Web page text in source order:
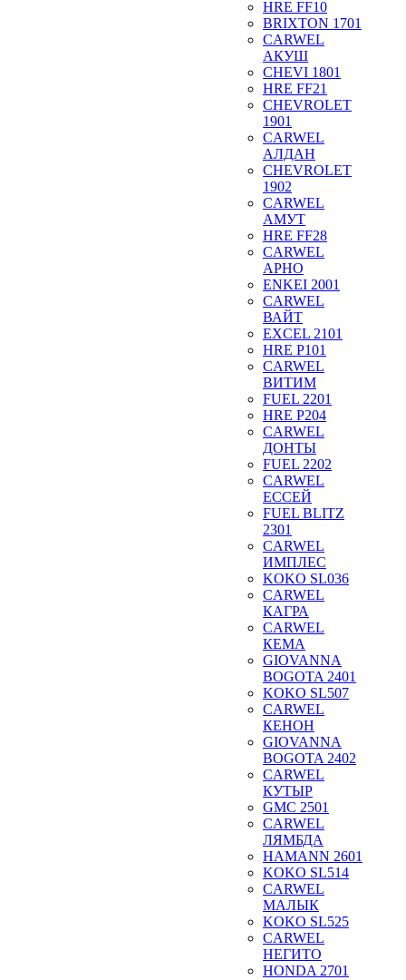
HRE FF10
BRIXTON 1701
CARWEL
АКУШ
CHEVI 1801
HRE FF21
CHEVROLET
1901
CARWEL
АЛДАН
CHEVROLET
1902
CARWEL
АМУТ
HRE FF28
CARWEL
АРНО
ENKEI 2001
CARWEL
ВАЙТ
EXCEL 2101
HRE P101
CARWEL
ВИТИМ
FUEL 2201
HRE P204
CARWEL
ДОНТЫ
FUEL 2202
CARWEL
ЕССЕЙ
FUEL BLITZ
2301
CARWEL
ИМПЛЕС
KOKO SL036
CARWEL
КАГРА
CARWEL
КЕМА
GIOVANNA
BOGOTA 2401
KOKO SL507
CARWEL
КЕНОН
GIOVANNA
BOGOTA 2402
CARWEL
КУТЫР
GMC 2501
CARWEL
ЛЯМБДА
HAMANN 2601
KOKO SL514
CARWEL
МАЛЫК
KOKO SL525
CARWEL
НЕГИТО
HONDA 2701